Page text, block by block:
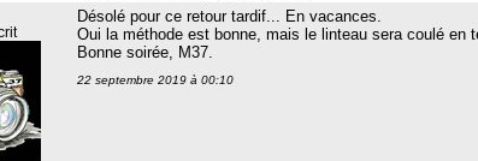
Désolé pour ce retour tardif... En vacances.
Oui la méthode est bonne, mais le linteau sera coulé en
Bonne soirée, M37.
22 septembre 2019 à 00:10